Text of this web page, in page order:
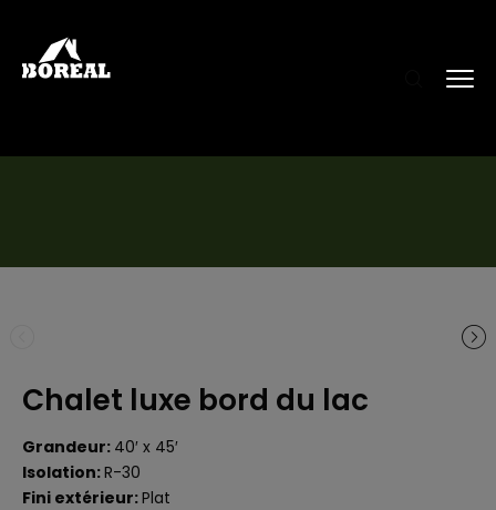
Chalet luxe bord du lac
Grandeur: 40′ x 45′
Isolation:R-30
Fini extérieur:Plat